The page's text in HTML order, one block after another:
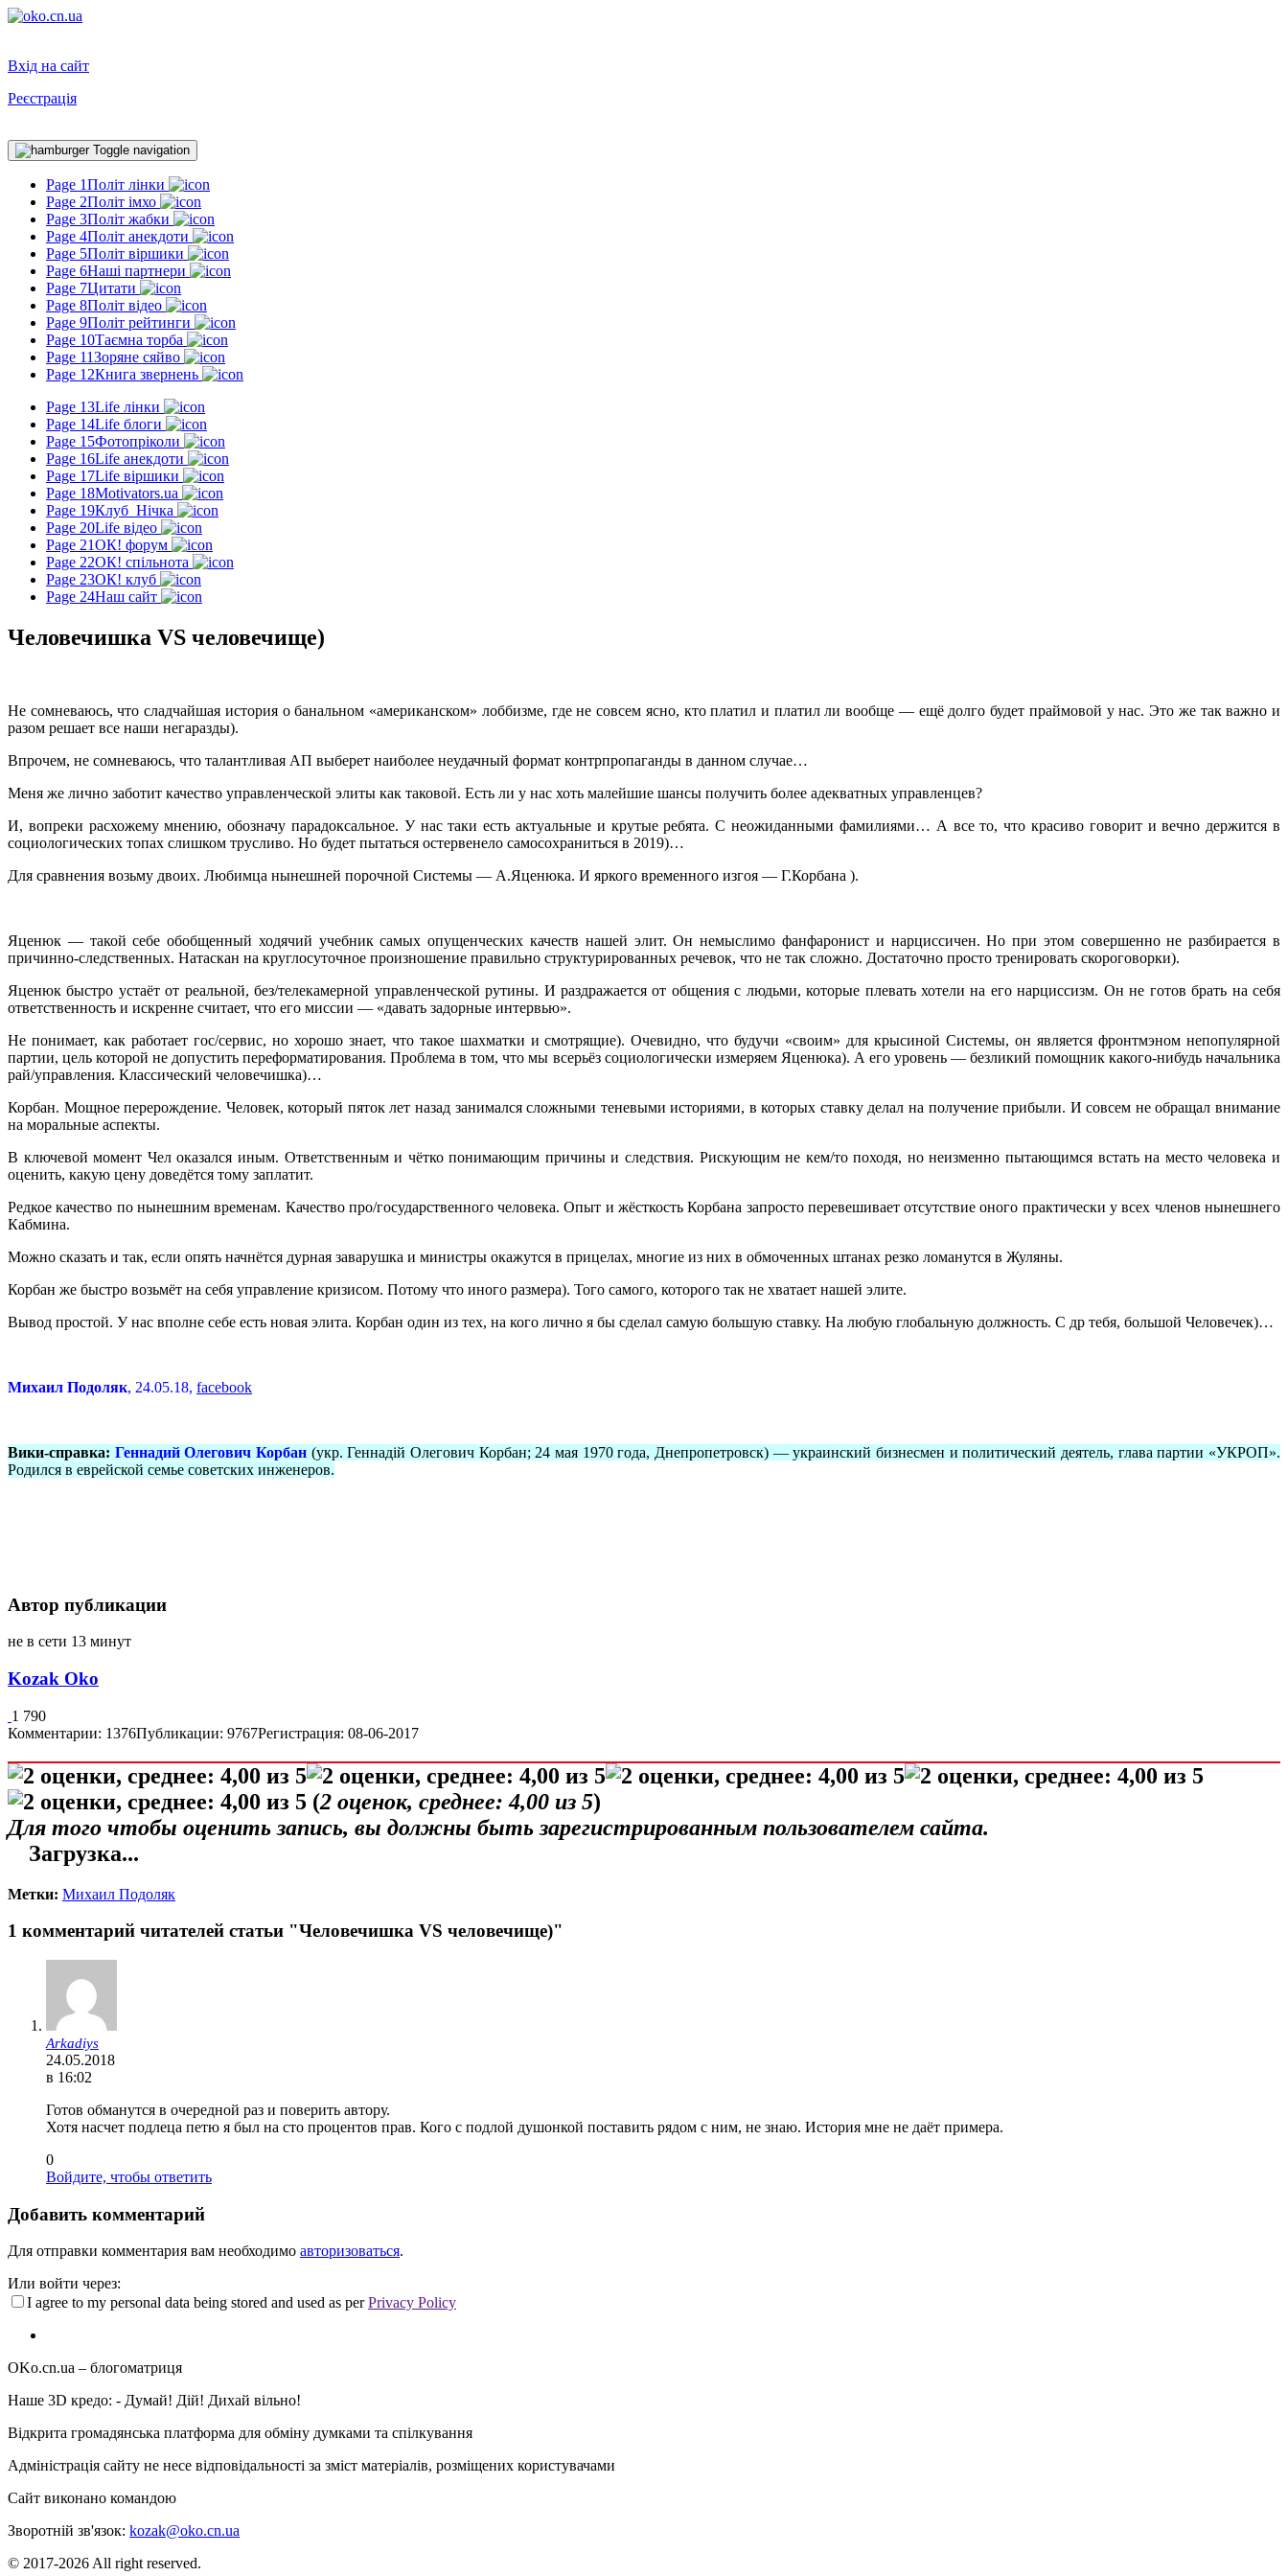
Вхід на сайт
Реєстрація
Toggle navigation
Page 1Політ лінки
Page 2Політ імхо
Page 3Політ жабки
Page 4Політ анекдоти
Page 5Політ віршики
Page 6Наші партнери
Page 7Цитати
Page 8Політ відео
Page 9Політ рейтинги
Page 10Таємна торба
Page 11Зоряне сяйво
Page 12Книга звернень
Page 13Life лінки
Page 14Life блоги
Page 15Фотопріколи
Page 16Life анекдоти
Page 17Life віршики
Page 18Motivators.ua
Page 19Клуб_Нічка
Page 20Life відео
Page 21ОК! форум
Page 22ОК! спільнота
Page 23ОК! клуб
Page 24Наш сайт
Человечишка VS человечище)
Не сомневаюсь, что сладчайшая история о банальном «американском» лоббизме, где не совсем ясно, кто платил и платил ли вообще — ещё долго будет праймовой у нас. Это же так важно и
разом решает все наши негаразды).
Впрочем, не сомневаюсь, что талантливая АП выберет наиболее неудачный формат контрпропаганды в данном случае…
Меня же лично заботит качество управленческой элиты как таковой. Есть ли у нас хоть малейшие шансы получить более адекватных управленцев?
И, вопреки расхожему мнению, обозначу парадоксальное. У нас таки есть актуальные и крутые ребята. С неожиданными фамилиями… А все то, что красиво говорит и вечно держится в
социологических топах слишком трусливо. Но будет пытаться остервенело самосохраниться в 2019)…
Для сравнения возьму двоих. Любимца нынешней порочной Системы — А.Яценюка. И яркого временного изгоя — Г.Корбана ).
Яценюк — такой себе обобщенный ходячий учебник самых опущенческих качеств нашей элит. Он немыслимо фанфаронист и нарциссичен. Но при этом совершенно не разбирается в
причинно-следственных. Натаскан на круглосуточное произношение правильно структурированных речевок, что не так сложно. Достаточно просто тренировать скороговорки).
Яценюк быстро устаёт от реальной, без/телекамерной управленческой рутины. И раздражается от общения с людьми, которые плевать хотели на его нарциссизм. Он не готов брать на себя
ответственность и искренне считает, что его миссии — «давать задорные интервью».
Не понимает, как работает гос/сервис, но хорошо знает, что такое шахматки и смотрящие). Очевидно, что будучи «своим» для крысиной Системы, он является фронтмэном непопулярной
партии, цель которой не допустить переформатирования. Проблема в том, что мы всерьёз социологически измеряем Яценюка). А его уровень — безликий помощник какого-нибудь начальника
рай/управления. Классический человечишка)…
Корбан. Мощное перерождение. Человек, который пяток лет назад занимался сложными теневыми историями, в которых ставку делал на получение прибыли. И совсем не обращал внимание
на моральные аспекты.
В ключевой момент Чел оказался иным. Ответственным и чётко понимающим причины и следствия. Рискующим не кем/то походя, но неизменно пытающимся встать на место человека и
оценить, какую цену доведётся тому заплатит.
Редкое качество по нынешним временам. Качество про/государственного человека. Опыт и жёсткость Корбана запросто перевешивает отсутствие оного практически у всех членов нынешнего
Кабмина.
Можно сказать и так, если опять начнётся дурная заварушка и министры окажутся в прицелах, многие из них в обмоченных штанах резко ломанутся в Жуляны.
Корбан же быстро возьмёт на себя управление кризисом. Потому что иного размера). Того самого, которого так не хватает нашей элите.
Вывод простой. У нас вполне себе есть новая элита. Корбан один из тех, на кого лично я бы сделал самую большую ставку. На любую глобальную должность. С др тебя, большой Человечек)…
Михаил Подоляк, 24.05.18, facebook
Вики-справка: Геннадий Олегович Корбан (укр. Геннадій Олегович Корбан; 24 мая 1970 года, Днепропетровск) — украинский бизнесмен и политический деятель, глава партии «УКРОП».
Родился в еврейской семье советских инженеров.
Автор публикации
не в сети 13 минут
Kozak Oko
1 790
Комментарии: 1376Публикации: 9767Регистрация: 08-06-2017
(2 оценок, среднее:4,00 из 5)
Для того чтобы оценить запись, вы должны быть зарегистрированным пользователем сайта.
Загрузка...
Метки: Михаил Подоляк
1 комментарий читателей статьи "Человечишка VS человечище)"
Arkadiys
24.05.2018
в 16:02
Готов обманутся в очередной раз и поверить автору.
Хотя насчет подлеца петю я был на сто процентов прав. Кого с подлой душонкой поставить рядом с ним, не знаю. История мне не даёт примера.
0
Войдите, чтобы ответить
Добавить комментарий
Для отправки комментария вам необходимо авторизоваться.
Или войти через:
I agree to my personal data being stored and used as perPrivacy Policy
OKo.cn.ua – блогоматриця
Наше 3D кредо: - Думай! Дій! Дихай вільно!
Відкрита громадянська платформа для обміну думками та спілкування
Адміністрація сайту не несе відповідальності за зміст матеріалів, розміщених користувачами
Сайт виконано командою
Зворотній зв'язок: kozak@oko.cn.ua
© 2017-2026 All right reserved.